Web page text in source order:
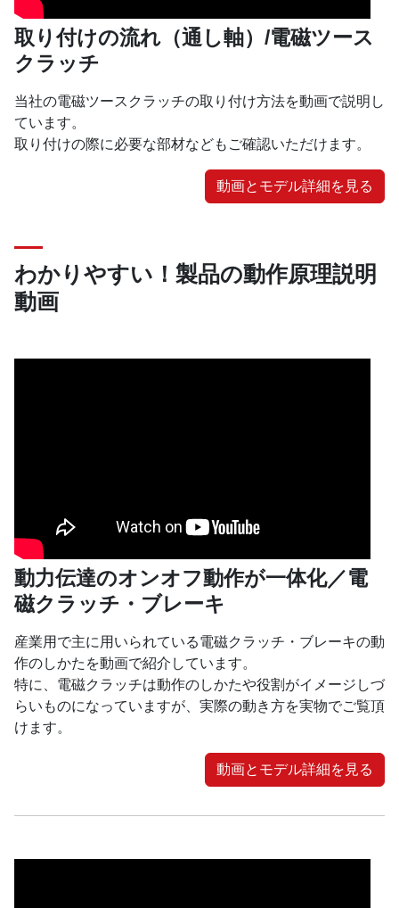
取り付けの流れ（通し軸）/電磁ツース
クラッチ
当社の電磁ツースクラッチの取り付け方法を動画で説明し
ています。
取り付けの際に必要な部材などもご確認いただけます。
動画とモデル詳細を見る
わかりやすい！製品の動作原理説明
動画
動力伝達のオンオフ動作が一体化／電
磁クラッチ・ブレーキ
産業用で主に用いられている電磁クラッチ・ブレーキの動
作のしかたを動画で紹介しています。
特に、電磁クラッチは動作のしかたや役割がイメージしづ
らいものになっていますが、実際の動き方を実物でご覧頂
けます。
動画とモデル詳細を見る